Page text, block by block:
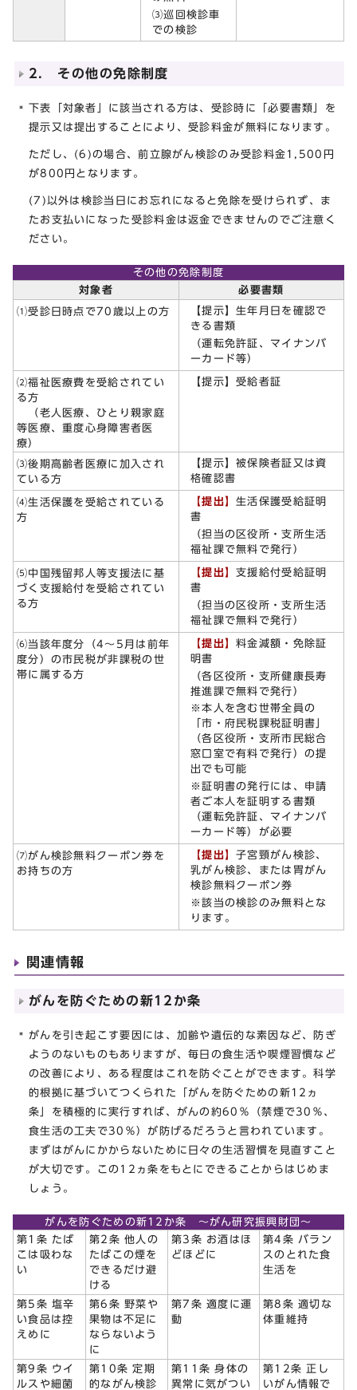
⑶巡回検診車
での検診
2. その他の免除制度
下表「対象者」に該当される方は、受診時に「必要書類」を
提示又は提出することにより、受診料金が無料になります。
ただし、(6)の場合、前立腺がん検診のみ受診料金1,500円
が800円となります。
(7)以外は検診当日にお忘れになると免除を受けられず、ま
たお支払いになった受診料金は返金できませんのでご注意く
ださい。
その他の免除制度
対象者
必要書類
⑴受診日時点で70歳以上の方
【提示】生年月日を確認で
きる書類
（運転免許証、マイナンバ
ーカード等）
⑵福祉医療費を受給されてい
る方
（老人医療、ひとり親家庭
等医療、重度心身障害者医
療）
【提示】受給者証
⑶後期高齢者医療に加入され
ている方
【提示】被保険者証又は資
格確認書
⑷生活保護を受給されている
方
【提出】生活保護受給証明
書
（担当の区役所・支所生活
福祉課で無料で発行）
⑸中国残留邦人等支援法に基
づく支援給付を受給されてい
る方
【提出】支援給付受給証明
書
（担当の区役所・支所生活
福祉課で無料で発行）
⑹当該年度分（4～5月は前年
度分）の市民税が非課税の世
帯に属する方
【提出】料金減額・免除証
明書
（各区役所・支所健康長寿
推進課で無料で発行）
※本人を含む世帯全員の
「市・府民税課税証明書」
（各区役所・支所市民総合
窓口室で有料で発行）の提
出でも可能
※証明書の発行には、申請
者ご本人を証明する書類
（運転免許証、マイナンバ
ーカード等）が必要
⑺がん検診無料クーポン券を
お持ちの方
【提出】子宮頸がん検診、
乳がん検診、または胃がん
検診無料クーポン券
※該当の検診のみ無料とな
ります。
関連情報
がんを防ぐための新12か条
がんを引き起こす要因には、加齢や遺伝的な素因など、防ぎ
ようのないものもありますが、毎日の食生活や喫煙習慣など
の改善により、ある程度はこれを防ぐことができます。科学
的根拠に基づいてつくられた「がんを防ぐための新12ヵ
条」を積極的に実行すれば、がんの約60％（禁煙で30％、
食生活の工夫で30％）が防げるだろうと言われています。
まずはがんにかからないために日々の生活習慣を見直すこと
が大切です。この12ヵ条をもとにできることからはじめま
しょう。
がんを防ぐための新12か条 ～がん研究振興財団～
第1条 たば
こは吸わな
い
第2条 他人の
たばこの煙を
できるだけ避
ける
第3条 お酒はほ
どほどに
第4条 バラン
スのとれた食
生活を
第5条 塩辛
い食品は控
えめに
第6条 野菜や
果物は不足に
ならないよう
に
第7条 適度に運
動
第8条 適切な
体重維持
第9条 ウイ
ルスや細菌
第10条 定期
的ながん検診
第11条 身体の
異常に気がつい
第12条 正し
いがん情報で